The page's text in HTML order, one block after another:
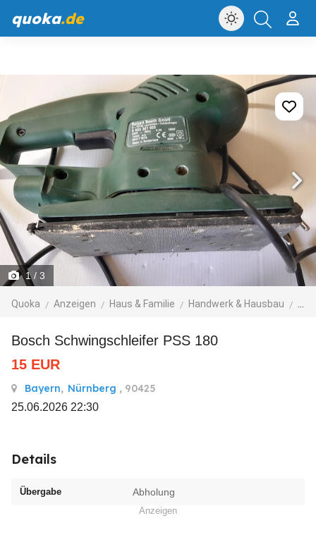
quoka.de
1 / 3
Quoka Anzeigen Haus & Familie Handwerk & Hausbau
Bosch Schwingschleifer PSS 180
15 EUR
Bayern, Nürnberg , 90425
25.06.2026 22:30
Details
Übergabe Abholung
Anzeigen